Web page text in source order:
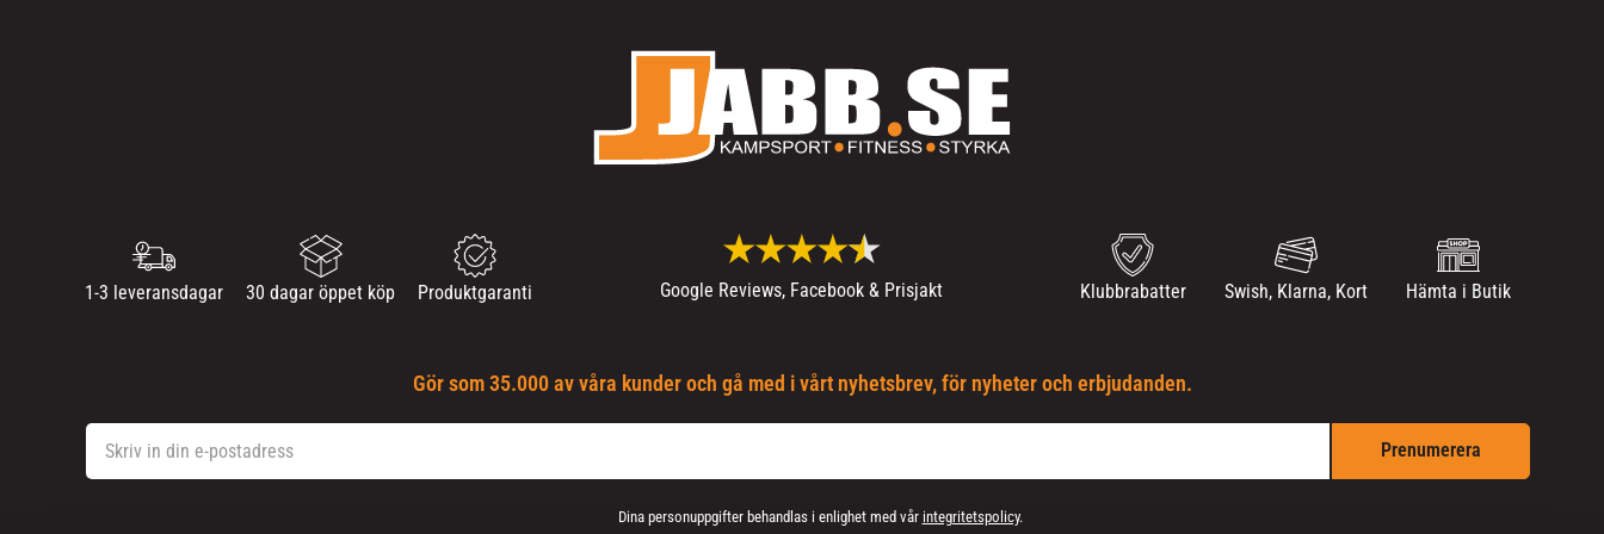
1-3 leveransdagar 30 dagar öppet köp Produktgaranti Google Reviews, Facebook & Prisjakt Klubbrabatter Swish, Klarna, Kort Hämta i Butik
Gör som 35.000 av våra kunder och gå med i vårt nyhetsbrev, för nyheter och erbjudanden.
Prenumerera
Dina personuppgifter behandlas i enlighet med vår integritetspolicy.